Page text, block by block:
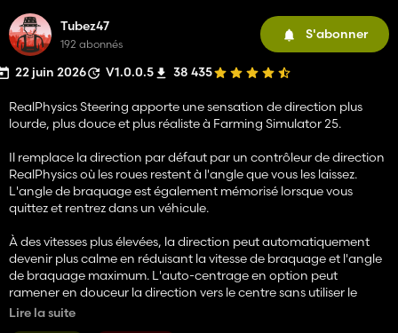
Tubez47
192 abonnés
S'abonner
22 juin 2026 V1.0.0.5 38 435
RealPhysics Steering apporte une sensation de direction plus
lourde, plus douce et plus réaliste à Farming Simulator 25.
Il remplace la direction par défaut par un contrôleur de direction
RealPhysics où les roues restent à l'angle que vous les laissez.
L'angle de braquage est également mémorisé lorsque vous
quittez et rentrez dans un véhicule.
À des vitesses plus élevées, la direction peut automatiquement
devenir plus calme en réduisant la vitesse de braquage et l'angle
de braquage maximum. L'auto-centrage en option peut
ramener en douceur la direction vers le centre sans utiliser le
comportement agressif de retour par défaut des GIANTS.
Lire la suite